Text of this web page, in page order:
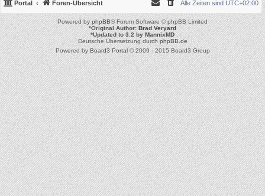
Portal Foren-Übersicht Alle Zeiten sind UTC+02:00
Powered byphpBB® Forum Software © phpBB Limited
*Original Author:Brad Veryard
*Updated to 3.2 byMannixMD
Deutsche Übersetzung durchphpBB.de
Powered byBoard3 Portal© 2009 - 2015 Board3 Group